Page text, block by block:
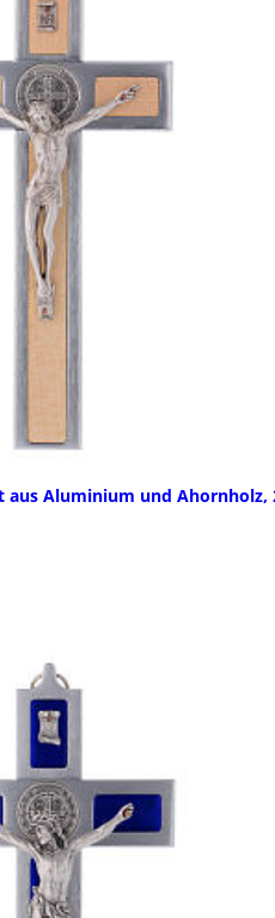
aus Aluminium und Ahornholz,